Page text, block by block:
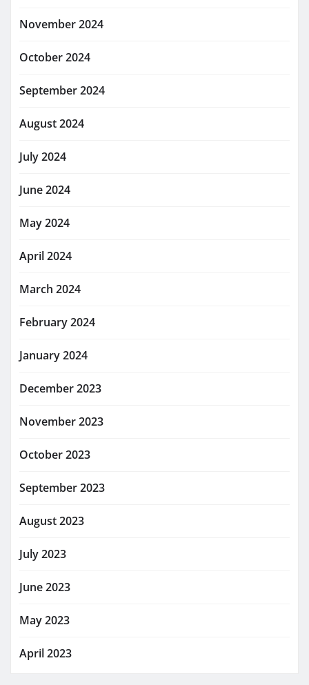
November 2024
October 2024
September 2024
August 2024
July 2024
June 2024
May 2024
April 2024
March 2024
February 2024
January 2024
December 2023
November 2023
October 2023
September 2023
August 2023
July 2023
June 2023
May 2023
April 2023